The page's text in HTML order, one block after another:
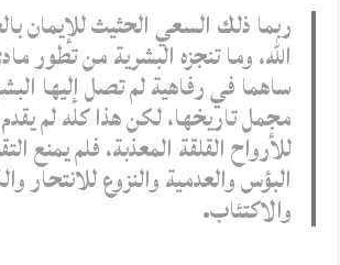
ربما ذلك السعي الحثيث للإيمان
الله، وما تنجزه البشرية من تطور
ساهما في رفاهية لم تصل إليها
مجمل تاريخها، لكن هذا كله لم
للأرواح القلقة المعذبة، فلم يمنع
البؤس والعدمية والنزوع للانتحار
والاكتئاب.